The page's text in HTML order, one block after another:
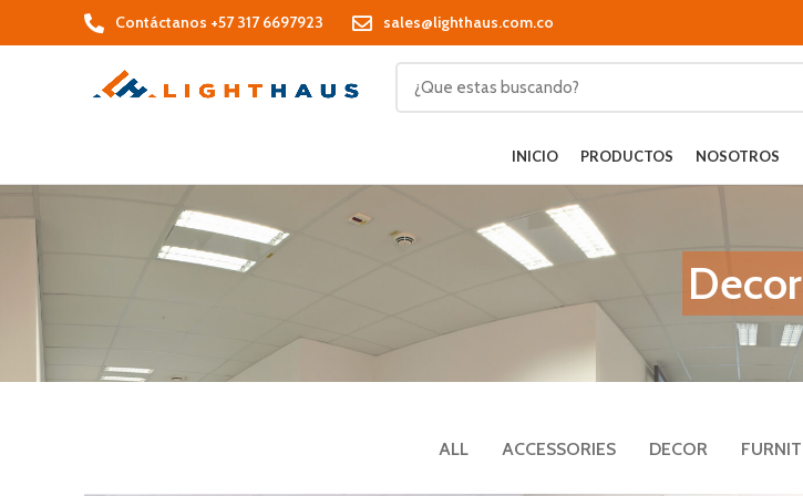
Contáctanos +57 317 6697923 sales@lighthaus.com.co
INICIO PRODUCTOS NOSOTROS
Decor
ALL ACCESSORIES DECOR